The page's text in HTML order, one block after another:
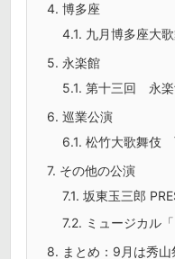
4. 博多座
4.1. 九月博多座大
5. 永楽館
5.1. 第十三回 永楽
6. 巡業公演
6.1. 松竹大歌舞伎
7. その他の公演
7.1. 坂東玉三郎
7.2. ミュージカル
8. まとめ：9月は秀山